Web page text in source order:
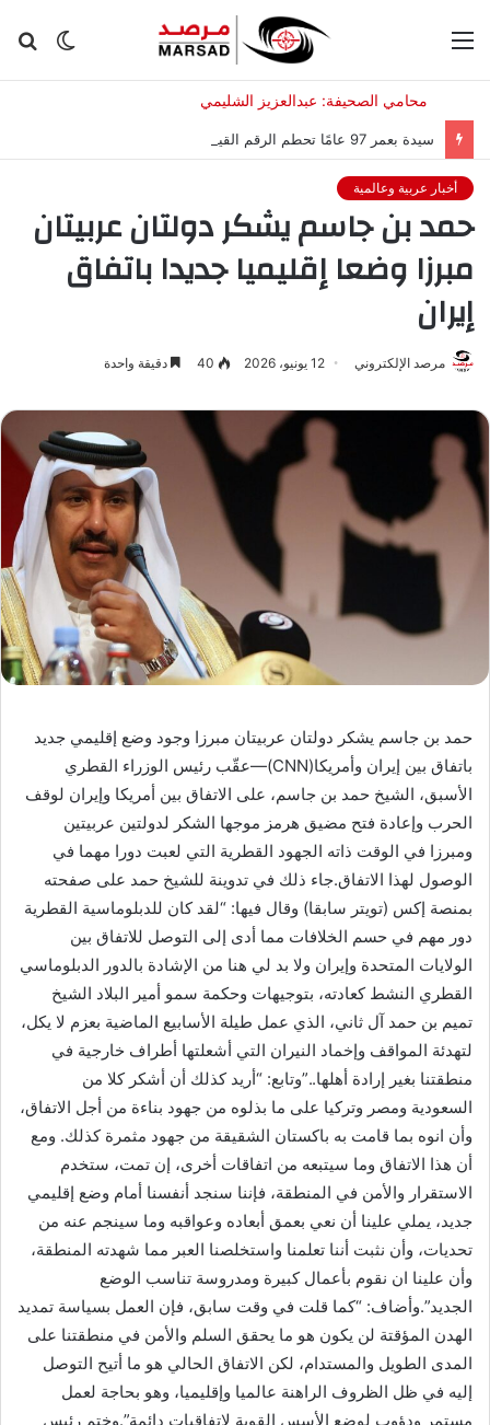
الوضع
أخبار عربية وعالمية
حمد بن جاسم يشكر دولتان عربيتان
مبرزا وضعا إقليميا جديدا باتفاق
إيران
مرصد الإلكتروني 12 يونيو، 2026 40 دقيقة واحدة
حمد بن جاسم يشكر دولتان عربيتان مبرزا وجود وضع إقليمي جديد
باتفاق بين إيران وأمريكا(CNN)—عقّب رئيس الوزراء القطري
الأسبق، الشيخ حمد بن جاسم، على الاتفاق بين أمريكا وإيران لوقف
الحرب وإعادة فتح مضيق هرمز موجها الشكر لدولتين عربيتين
ومبرزا في الوقت ذاته الجهود القطرية التي لعبت دورا مهما في
الوصول لهذا الاتفاق.جاء ذلك في تدوينة للشيخ حمد على صفحته
بمنصة إكس (تويتر سابقا) وقال فيها: “لقد كان للدبلوماسية القطرية
دور مهم في حسم الخلافات مما أدى إلى التوصل للاتفاق بين
الولايات المتحدة وإيران ولا بد لي هنا من الإشادة بالدور الدبلوماسي
القطري النشط كعادته، بتوجيهات وحكمة سمو أمير البلاد الشيخ
تميم بن حمد آل ثاني، الذي عمل طيلة الأسابيع الماضية بعزم لا يكل،
لتهدئة المواقف وإخماد النيران التي أشعلتها أطراف خارجية في
منطقتنا بغير إرادة أهلها..”وتابع: “أريد كذلك أن أشكر كلا من
السعودية ومصر وتركيا على ما بذلوه من جهود بناءة من أجل الاتفاق،
وأن انوه بما قامت به باكستان الشقيقة من جهود مثمرة كذلك. ومع
أن هذا الاتفاق وما سيتبعه من اتفاقات أخرى، إن تمت، ستخدم
الاستقرار والأمن في المنطقة، فإننا سنجد أنفسنا أمام وضع إقليمي
جديد، يملي علينا أن نعي بعمق أبعاده وعواقبه وما سينجم عنه من
تحديات، وأن نثبت أننا تعلمنا واستخلصنا العبر مما شهدته المنطقة،
وأن علينا ان نقوم بأعمال كبيرة ومدروسة تناسب الوضع
الجديد”.وأضاف: “كما قلت في وقت سابق، فإن العمل بسياسة تمديد
الهدن المؤقتة لن يكون هو ما يحقق السلم والأمن في منطقتنا على
المدى الطويل والمستدام، لكن الاتفاق الحالي هو ما أتيح التوصل
إليه في ظل الظروف الراهنة عالميا وإقليميا، وهو بحاجة لعمل
مستمر ودؤوب لوضع الأسس القوية لاتفاقيات دائمة”.وختم رئيس